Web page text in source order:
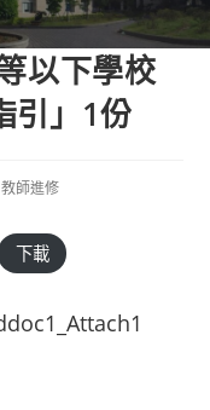
以下學校
引」1份
教師進修
下載